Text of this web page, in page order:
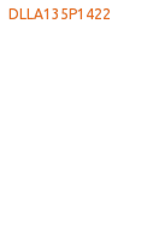
DLLA135P1422